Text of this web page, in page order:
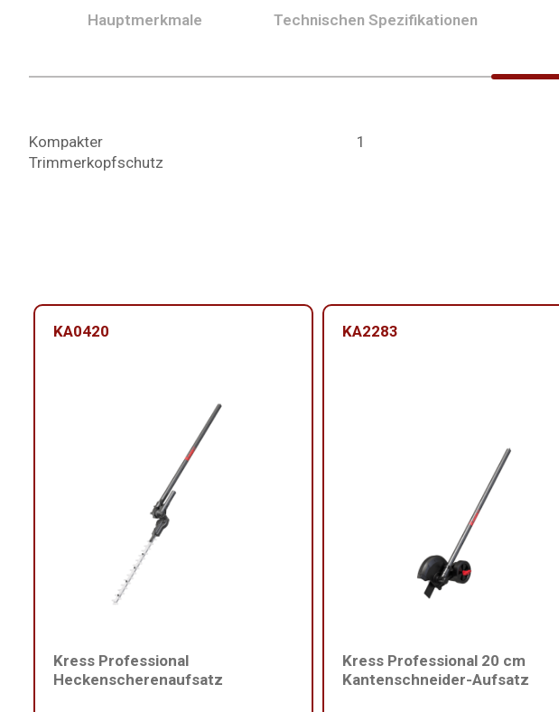
Hauptmerkmale Technischen Spezifikationen
Kompakter
Trimmerkopfschutz
1
KA0420
Kress Professional
Heckenscherenaufsatz
KA2283
Kress Professional 20 cm
Kantenschneider-Aufsatz